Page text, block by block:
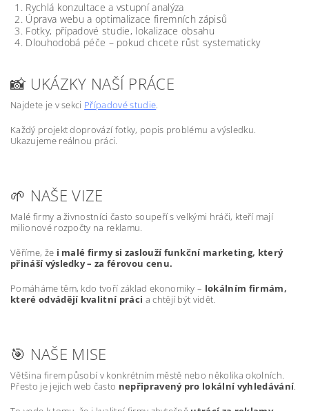
Rychlá konzultace a vstupní analýza
Úprava webu a optimalizace firemních zápisů
Fotky, případové studie, lokalizace obsahu
Dlouhodobá péče – pokud chcete růst systematicky
📸 UKÁZKY NAŠÍ PRÁCE
Najdete je v sekci Případové studie.
Každý projekt doprovází fotky, popis problému a výsledku.
Ukazujeme reálnou práci.
🌱 NAŠE VIZE
Malé firmy a živnostníci často soupeří s velkými hráči, kteří mají
milionové rozpočty na reklamu.
Věříme, že i malé firmy si zaslouží funkční marketing, který
přináší výsledky – za férovou cenu.
Pomáháme těm, kdo tvoří základ ekonomiky – lokálním firmám,
které odvádějí kvalitní práci a chtějí být vidět.
🎯 NAŠE MISE
Většina firem působí v konkrétním městě nebo několika okolních.
Přesto je jejich web často nepřipravený pro lokální vyhledávání.